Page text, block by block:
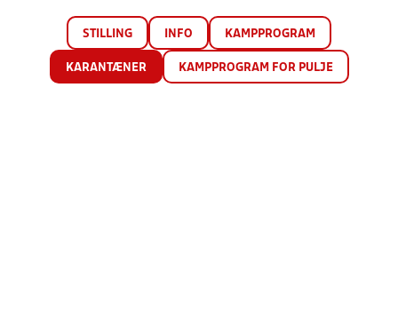
STILLING INFO KAMPPROGRAM
KARANTÆNER KAMPPROGRAM FOR PULJE